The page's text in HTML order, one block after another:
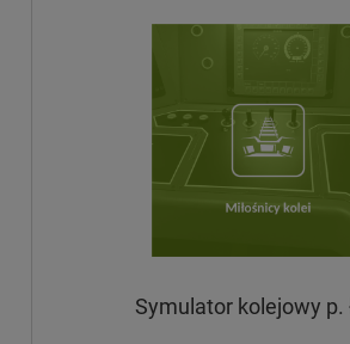
Symulator kolejowy p.